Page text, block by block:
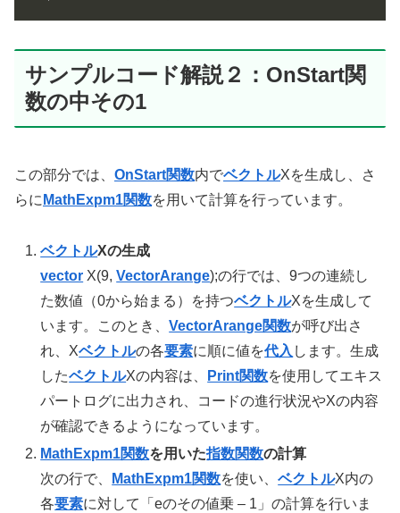
サンプルコード解説２：OnStart関
数の中その1
この部分では、 OnStart関数内でベクトルXを生成し、さ
らに MathExpm1関数を用いて計算を行っています。
ベクトルXの生成
vector X(9,VectorArange);の行では、9つの連続し
た数値（0から始まる）を持つベクトルXを生成して
います。このとき、VectorArange関数が呼び出さ
れ、Xベクトルの各要素に順に値を代入 します。生成
したベクトルXの内容は、 Print関数を使用してエキス
パートログに出力され、コードの進行状況やXの内容
が確認できるようになっています。
MathExpm1関数を用いた指数関数の計算
次の行で、
MathExpm1関数を使い、ベクトルX内の
各要素に対して「eのその値乗 – 1」の計算を行いま